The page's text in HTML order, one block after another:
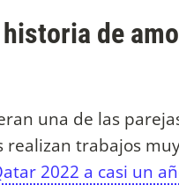
de
una de las
realizan trabajos
2022 a casi un